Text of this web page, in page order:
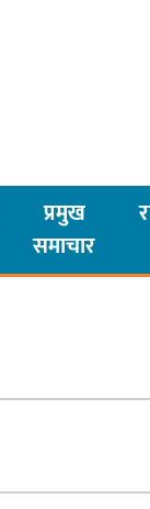
प्रमुख
समाचार